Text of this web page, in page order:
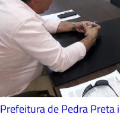
Prefeitura de Pedra